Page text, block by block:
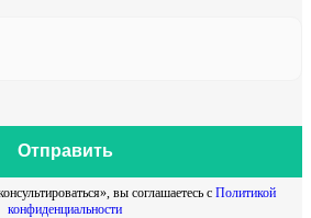
Отправить
вы соглашаетесь с Политикой
конфиденциальности